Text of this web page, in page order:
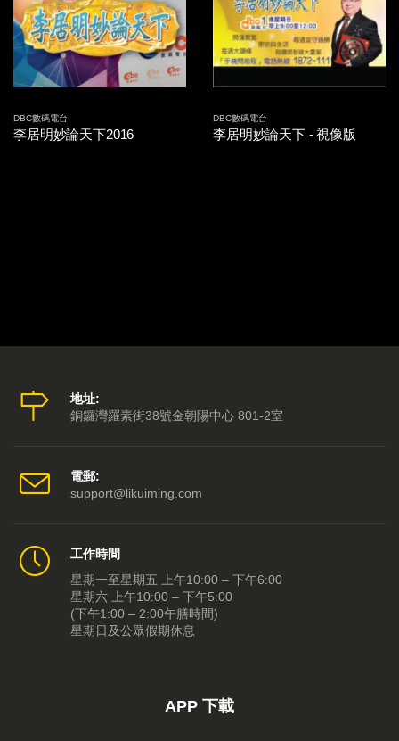
2014-09-24 第13集
2014-09-23 第12集
2014-09-12 第05集
2014-09-10 第03集
2014-09-08 第01集
DBC數碼電台
李居明妙論天下2016
DBC數碼電台
李居明妙論天下 - 視像版
地址:
銅鑼灣羅素街38號金朝陽中心 801-2室
電郵:
support@likuiming.com
工作時間
星期一至星期五 上午10:00 – 下午6:00
星期六 上午10:00 – 下午5:00
(下午1:00 – 2:00午膳時間)
星期日及公眾假期休息
APP 下載